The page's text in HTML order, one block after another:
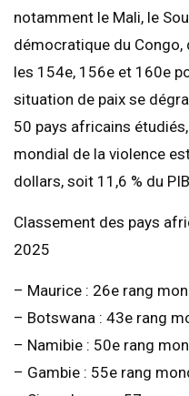
notamment le Mali, le
démocratique du
les 154e, 156e et 160e
situation de paix se
50 pays africains
mondial de la violence
dollars, soit 11,6 % du
Classement des pays
2025
– Maurice : 26e rang
– Botswana : 43e rang
– Namibie : 50e rang
– Gambie : 55e rang